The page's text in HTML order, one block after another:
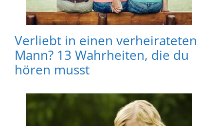
Verliebt in einen verheirateten
Mann? 13 Wahrheiten, die du
hören musst